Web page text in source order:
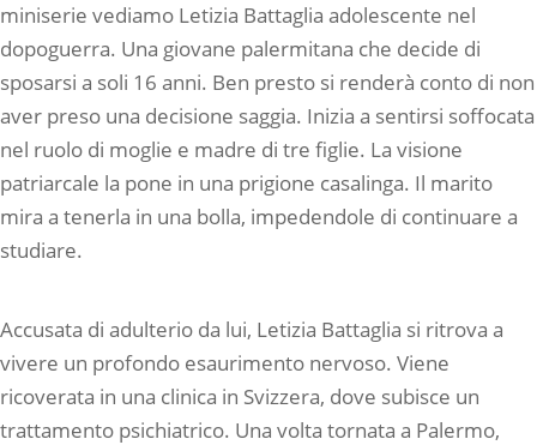
miniserie vediamo Letizia Battaglia adolescente nel
dopoguerra. Una giovane palermitana che decide di
sposarsi a soli 16 anni. Ben presto si renderà conto di non
aver preso una decisione saggia. Inizia a sentirsi soffocata
nel ruolo di moglie e madre di tre figlie. La visione
patriarcale la pone in una prigione casalinga. Il marito
mira a tenerla in una bolla, impedendole di continuare a
studiare.
Accusata di adulterio da lui, Letizia Battaglia si ritrova a
vivere un profondo esaurimento nervoso. Viene
ricoverata in una clinica in Svizzera, dove subisce un
trattamento psichiatrico. Una volta tornata a Palermo,